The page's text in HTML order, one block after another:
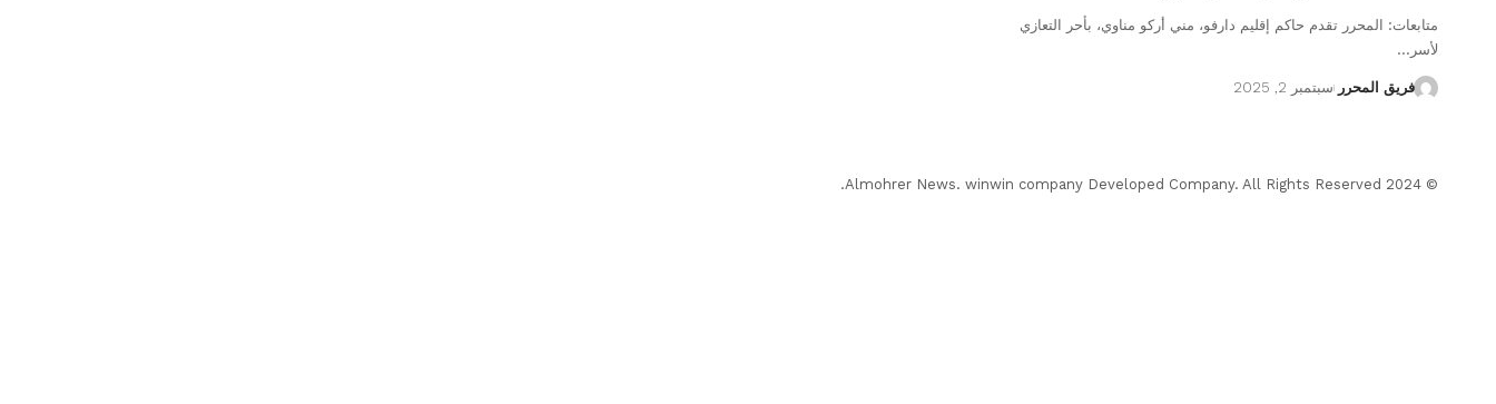
متابعات: المحرر تقدم حاكم إقليم دارفو، مني أركو مناوي، بأحر التعازي
لأسر…
فريق المحرر سبتمبر 2, 2025
© 2024 Almohrer News. winwin company Developed Company. All Rights Reserved.